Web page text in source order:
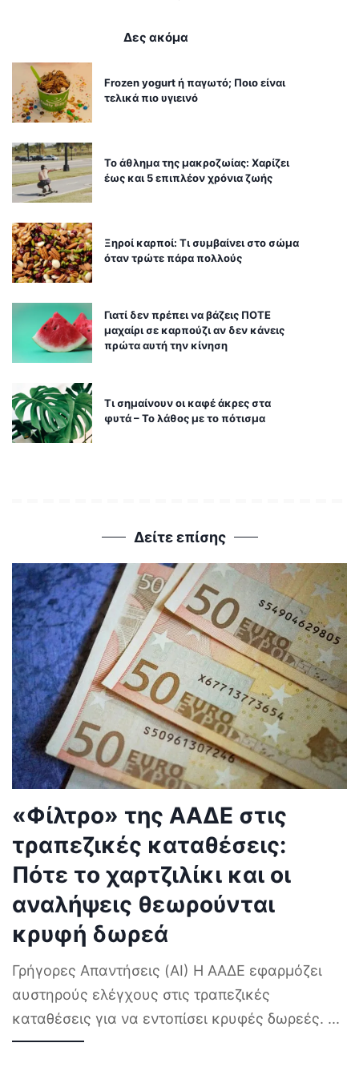
Δες ακόμα
Frozen yogurt ή παγωτό; Ποιο είναι
τελικά πιο υγιεινό
Το άθλημα της μακροζωίας: Χαρίζει
έως και 5 επιπλέον χρόνια ζωής
Ξηροί καρποί: Τι συμβαίνει στο σώμα
όταν τρώτε πάρα πολλούς
Γιατί δεν πρέπει να βάζεις ΠΟΤΕ
μαχαίρι σε καρπούζι αν δεν κάνεις
πρώτα αυτή την κίνηση
Τι σημαίνουν οι καφέ άκρες στα
φυτά – Το λάθος με το πότισμα
Δείτε επίσης
«Φίλτρο» της ΑΑΔΕ στις
τραπεζικές καταθέσεις:
Πότε το χαρτζιλίκι και οι
αναλήψεις θεωρούνται
κρυφή δωρεά
Γρήγορες Απαντήσεις (AI) Η ΑΑΔΕ εφαρμόζει
αυστηρούς ελέγχους στις τραπεζικές
καταθέσεις για να εντοπίσει κρυφές δωρεές. ...